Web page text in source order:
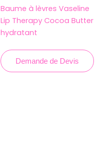
Baume à lèvres Vaseline
Lip Therapy Cocoa Butter
hydratant
Demande de Devis